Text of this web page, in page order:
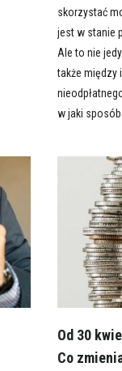
skorzystać
jest w stanie
Ale to nie
także między
w jaki
Od 30
Co